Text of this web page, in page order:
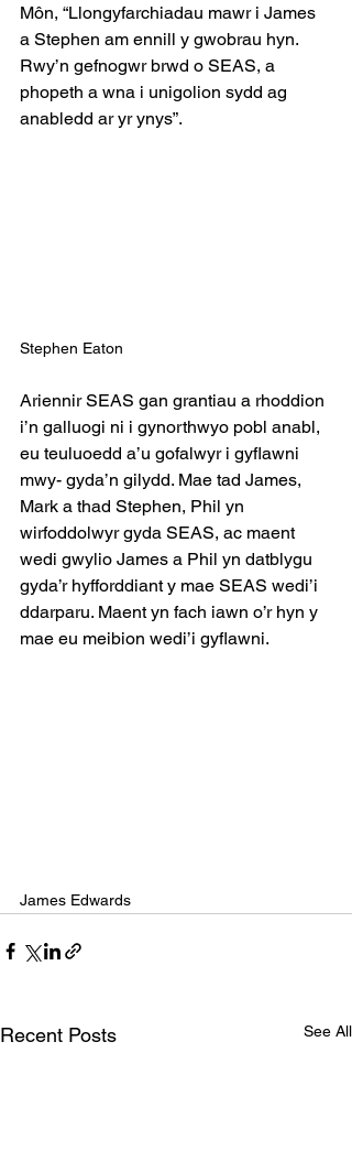
Môn, “Llongyfarchiadau mawr i James
a Stephen am ennill y gwobrau hyn.
Rwy’n gefnogwr brwd o SEAS, a
phopeth a wna i unigolion sydd ag
anabledd ar yr ynys”.
Stephen Eaton
Ariennir SEAS gan grantiau a rhoddion
i’n galluogi ni i gynorthwyo pobl anabl,
eu teuluoedd a’u gofalwyr i gyflawni
mwy- gyda’n gilydd. Mae tad James,
Mark a thad Stephen, Phil yn
wirfoddolwyr gyda SEAS, ac maent
wedi gwylio James a Phil yn datblygu
gyda’r hyfforddiant y mae SEAS wedi’i
ddarparu. Maent yn fach iawn o’r hyn y
mae eu meibion wedi’i gyflawni.
James Edwards
Recent Posts See All